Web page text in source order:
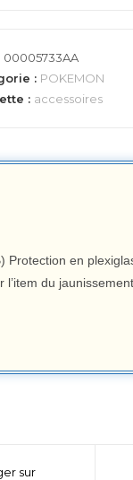
00005733AA
: POKEMON
: accessoires
Protection en
du
sur